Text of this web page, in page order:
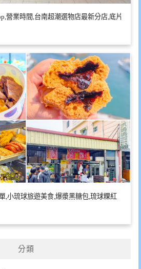
營業時間,台南超潮選物店最新分店,底片
,小琉球旅遊美食,爆漿黑糖包,琉球粿紅
分類